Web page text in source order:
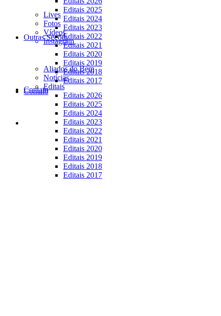
Lives
Fotos
Vídeos
Instagram
Outras Seções
Aliados do Bem
Notícias
Editais
Editais 2026
Editais 2025
Editais 2024
Editais 2023
Editais 2022
Editais 2021
Editais 2020
Editais 2019
Editais 2018
Editais 2017
Contato
Editais 2025
Editais 2024
Editais 2023
Editais 2022
Editais 2021
Editais 2020
Editais 2019
Editais 2018
Editais 2017
Contato